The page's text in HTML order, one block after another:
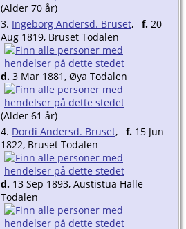
(Alder 70 år)
3. Ingeborg Andersd. Bruset, f. 20
Aug 1819, Bruset Todalen
d. 3 Mar 1881, Øya Todalen
(Alder 61 år)
4. Dordi Andersd. Bruset, f. 15 Jun
1822, Bruset Todalen
d. 13 Sep 1893, Austistua Halle
Todalen